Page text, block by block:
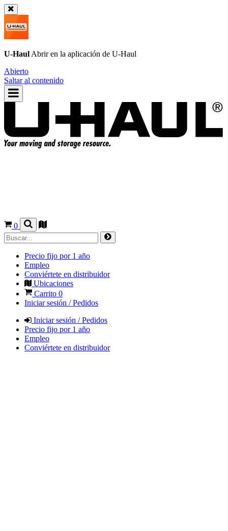
U-Haul Abrir en la aplicación de U-Haul
Abierto
Saltar al contenido
0
Precio fijo por 1 año
Empleo
Conviértete en distribuidor
Ubicaciones
Carrito 0
Iniciar sesión / Pedidos
Iniciar sesión / Pedidos
Precio fijo por 1 año
Empleo
Conviértete en distribuidor